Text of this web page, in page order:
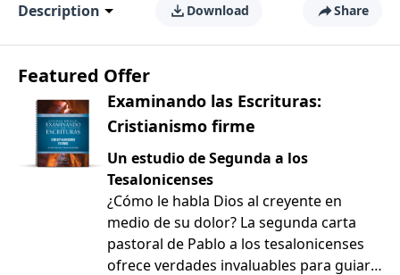
Description Download Share
Featured Offer
Examinando las Escrituras:
Cristianismo firme
Un estudio de Segunda a los
Tesalonicenses
¿Cómo le habla Dios al creyente en
medio de su dolor? La segunda carta
pastoral de Pablo a los tesalonicenses
ofrece verdades invaluables para guiar a